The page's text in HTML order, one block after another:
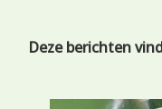
Deze berichten